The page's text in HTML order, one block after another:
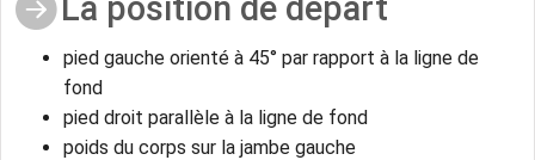
La position de départ
pied gauche orienté à 45° par rapport à la ligne de
fond
pied droit parallèle à la ligne de fond
poids du corps sur la jambe gauche